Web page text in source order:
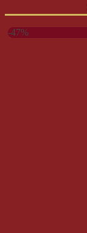
-47%